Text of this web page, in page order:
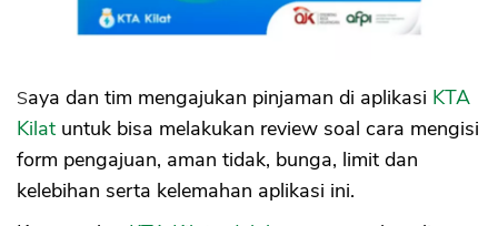
Saya dan tim mengajukan pinjaman di aplikasi KTA
Kilat untuk bisa melakukan review soal cara mengisi
form pengajuan, aman tidak, bunga, limit dan
kelebihan serta kelemahan aplikasi ini.